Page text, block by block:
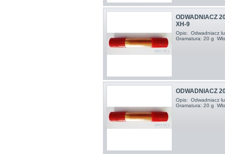
ODWADNIACZ
XH-9
Opis: Odwadniacz
Gramatura: 20 g
ODWADNIACZ
Opis: Odwadniacz
Gramatura: 20 g